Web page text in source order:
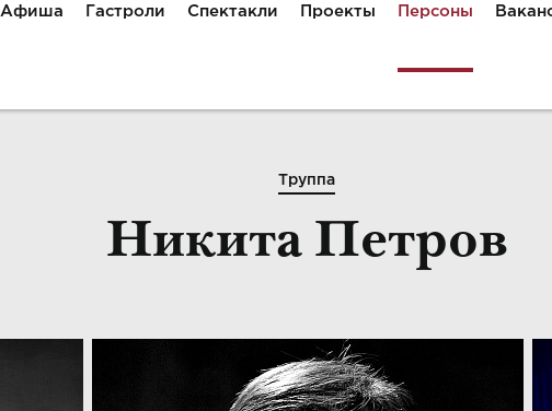
Афиша Гастроли Спектакли Проекты Персоны
Труппа
Никита Петров